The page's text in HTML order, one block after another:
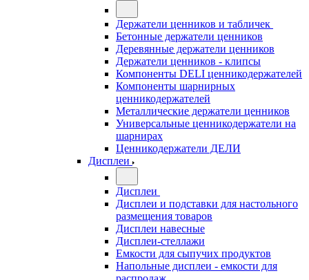
Держатели ценников и табличек
Бетонные держатели ценников
Деревянные держатели ценников
Держатели ценников - клипсы
Компоненты DELI ценникодержателей
Компоненты шарнирных
ценникодержателей
Металлические держатели ценников
Универсальные ценникодержатели на
шарнирах
Ценникодержатели ДЕЛИ
Дисплеи
Дисплеи
Дисплеи и подставки для настольного
размещения товаров
Дисплеи навесные
Дисплеи-стеллажи
Емкости для сыпучих продуктов
Напольные дисплеи - емкости для